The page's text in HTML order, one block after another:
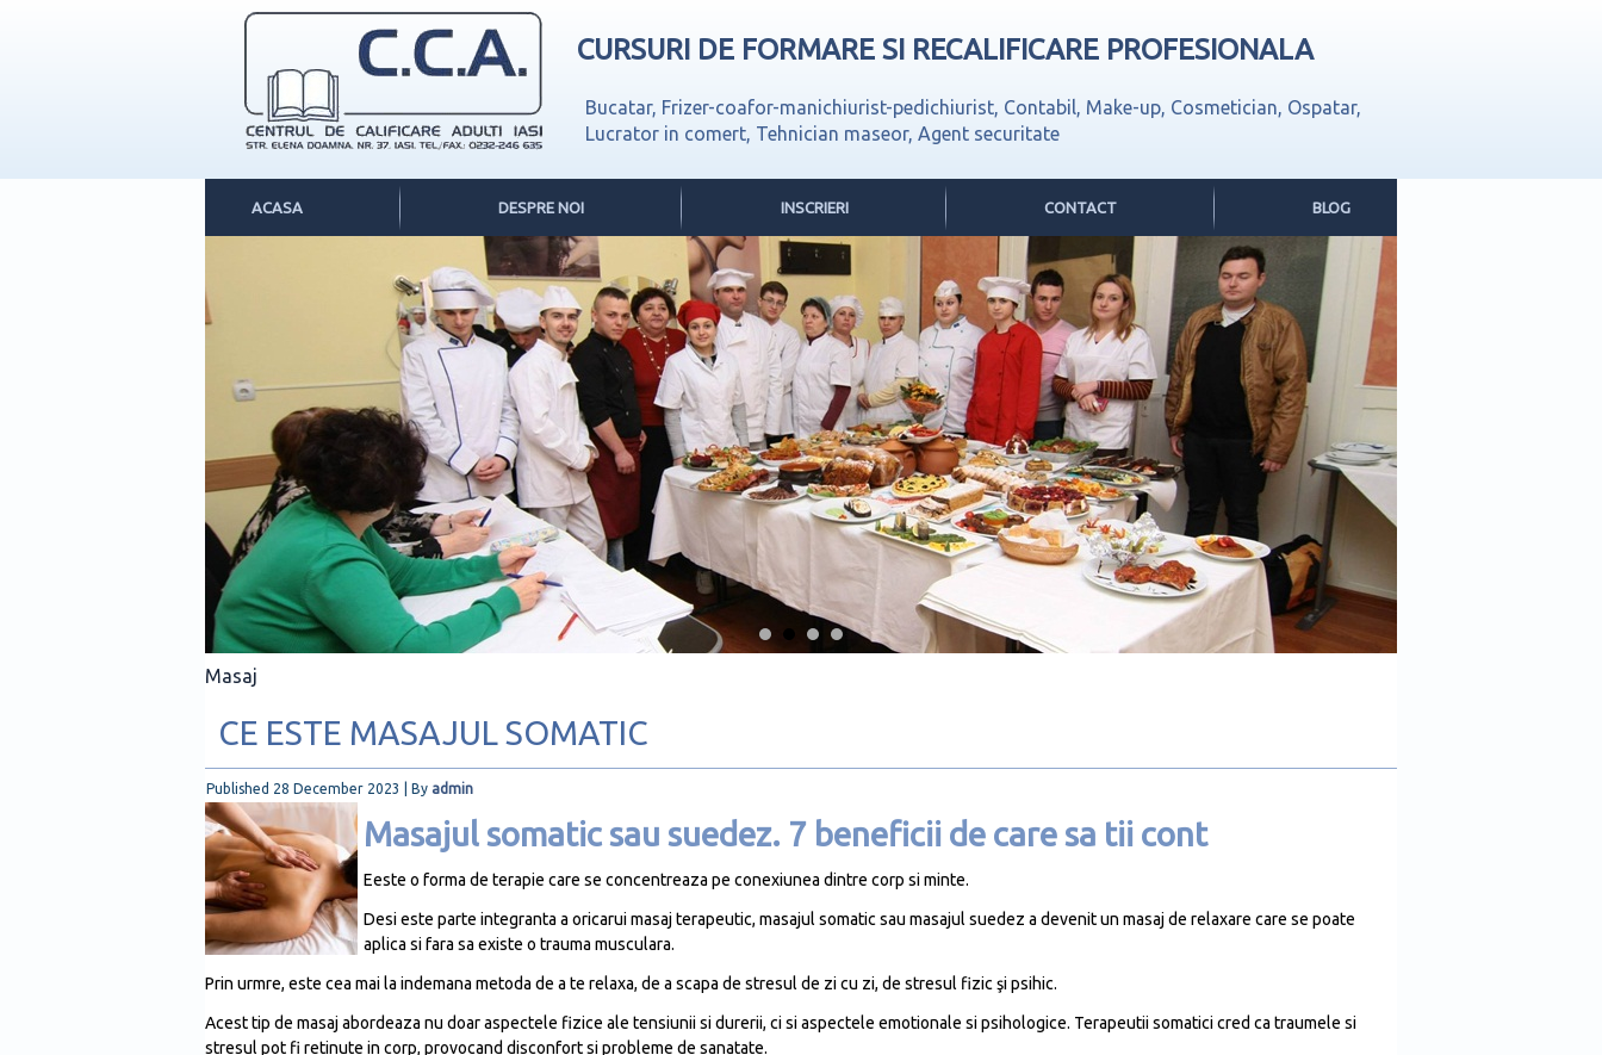
CURSURI DE FORMARE SI RECALIFICARE PROFESIONALA
Bucatar, Frizer-coafor-manichiurist-pedichiurist, Contabil, Make-up, Cosmetician, Ospatar,
Lucrator in comert, Tehnician maseor, Agent securitate
ACASA DESPRE NOI INSCRIERI CONTACT BLOG
Masaj
CE ESTE MASAJUL SOMATIC
Published 28 December 2023 By admin
Masajul somatic sau suedez. 7 beneficii de care sa tii cont
Eeste o forma de terapie care se concentreaza pe conexiunea dintre corp si minte.
Desi este parte integranta a oricarui masaj terapeutic, masajul somatic sau masajul suedez a devenit un masaj de relaxare care se poate
aplica si fara sa existe o trauma musculara.
Prin urmre, este cea mai la indemana metoda de a te relaxa, de a scapa de stresul de zi cu zi, de stresul fizic şi psihic.
Acest tip de masaj abordeaza nu doar aspectele fizice ale tensiunii si durerii, ci si aspectele emotionale si psihologice. Terapeutii somatici cred ca traumele si
stresul pot fi retinute in corp, provocand disconfort si probleme de sanatate.